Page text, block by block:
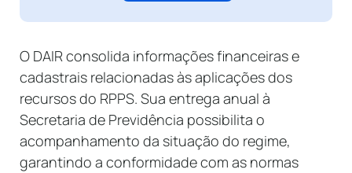
O DAIR consolida informações financeiras e
cadastrais relacionadas às aplicações dos
recursos do RPPS. Sua entrega anual à
Secretaria de Previdência possibilita o
acompanhamento da situação do regime,
garantindo a conformidade com as normas